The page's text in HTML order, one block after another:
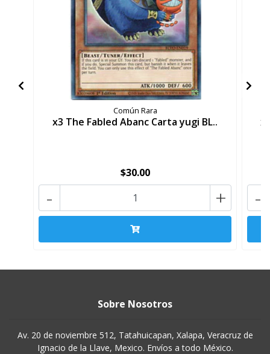
Común Rara
x3 The Fabled Abanc Carta yugi BL..
$30.00
+
- -
Sobre Nosotros
Av. 20 de noviembre 512, Tatahuicapan, Xalapa, Veracruz de
Ignacio de la Llave, Mexico. Envíos a todo México.